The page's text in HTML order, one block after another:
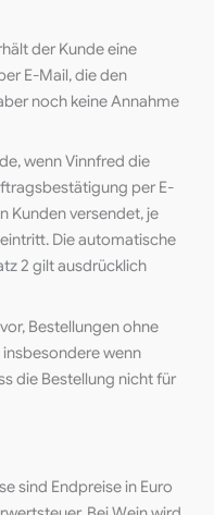
der Kunde eine
E-Mail, die den
noch keine Annahme
wenn Vinnfred die
per E-
Kunden versendet, je
Die automatische
2 gilt ausdrücklich
Bestellungen ohne
wenn
die Bestellung nicht für
sind Endpreise in Euro